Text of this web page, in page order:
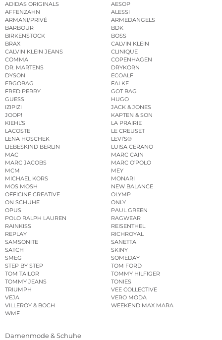
ADIDAS ORIGINALS
AESOP
AFFENZAHN
ALESSI
ARMANI/PRIVÉ
ARMEDANGELS
BARBOUR
BDK
BIRKENSTOCK
BOSS
BRAX
CALVIN KLEIN
CALVIN KLEIN JEANS
CLINIQUE
COMMA
COPENHAGEN
DR. MARTENS
DRYKORN
DYSON
ECOALF
ERGOBAG
FALKE
FRED PERRY
GOT BAG
GUESS
HUGO
IZIPIZI
JACK & JONES
JOOP!
KAPTEN & SON
KIEHL’S
LA PRAIRIE
LACOSTE
LE CREUSET
LENA HOSCHEK
LEVI’S®
LIEBESKIND BERLIN
LUISA CERANO
MAC
MARC CAIN
MARC JACOBS
MARC O’POLO
MCM
MEY
MICHAEL KORS
MONARI
MOS MOSH
NEW BALANCE
OFFICINE CREATIVE
OLYMP
ON SCHUHE
ONLY
OPUS
PAUL GREEN
POLO RALPH LAUREN
RAGWEAR
RAINKISS
REISENTHEL
REPLAY
RICHROYAL
SAMSONITE
SANETTA
SATCH
SKINY
SMEG
SOMEDAY
STEP BY STEP
TOM FORD
TOM TAILOR
TOMMY HILFIGER
TOMMY JEANS
TONIES
TRIUMPH
VEE COLLECTIVE
VEJA
VERO MODA
VILLEROY & BOCH
WEEKEND MAX MARA
WMF
Damenmode & Schuhe